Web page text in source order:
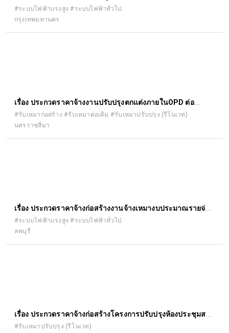
จำนวน ๑ แห่ง ด้วยวิธีประกวดราคาอิเล็กทรอนิกส์ (e-bidding)
#ระบบไฟฟ้าแรงสูง #ระบบไฟฟ้าทั่วไป
กรุงเทพมหานคร
เรื่อง ประกวดราคาจ้างงานปรับปรุงตกแต่งภายในOPD ต่อ
เนื่องจากที่ทำแล้วงานปรับปรุงฝ้าเพดาน ระบบแสงสว่าง งานผู้
ป่วยนอก ด้วยวิธีประกวดราคาอิเล็กทรอนิกส์ (e-bidding)
#รับเหมาก่อสร้าง #รับเหมาต่อเติม #รับเหมาปรับปรุง (รีโนเวท)
นครราชสีมา
เรื่อง ประกวดราคาจ้างก่อสร้างงานจ้างเหมางบประมาณรายจ่าย
ประจำปีงบประมาณ พ.ศ.๒๕๖๘ งบ กลาง งานติดตั้งไฟฟ้าแสง
สว่าง ทางหลวงหมายเลข ๒๑๙๖ ตอน นางั่ว-ทุ่งสมอ ระหว่าง
กม.๑+๕๒๕ - กม.๒+๑๙๐ (เป็นช่วงๆ) ด้วยวิธีประกวดราคา
#ระบบไฟฟ้าแรงสูง #ระบบไฟฟ้าทั่วไป
ลพบุรี
เรื่อง ประกวดราคาจ้างก่อสร้างโครงการปรับปรุงห้องประชุมสภา
องค์การบริหารส่วนตำบลวังกะทะ ด้วยวิธีประกวดราคา
#รับเหมาปรับปรุง (รีโนเวท)